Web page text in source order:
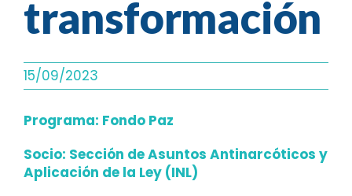
transformación
15/09/2023
Programa: Fondo Paz
Socio: Sección de Asuntos Antinarcóticos y
Aplicación de la Ley (INL)